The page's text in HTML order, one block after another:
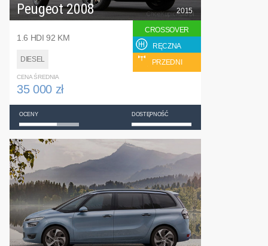
Peugeot 2008
1.6 HDI 92 KM
DIESEL
2015
CROSSOVER
RĘCZNA
PRZEDNI
CENA ŚREDNIA
35 000 zł
OCENY DOSTĘPNOŚĆ